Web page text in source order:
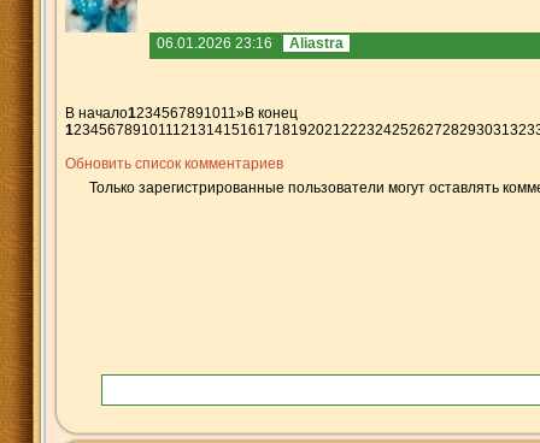
06.01.2026 23:16 Aliastra
В начало1234567891011 »В конец
1234567891011 12131415161718192021 22232425262728293031 32
Обновить список комментариев
Только зарегистрированные пользователи могут оставлять